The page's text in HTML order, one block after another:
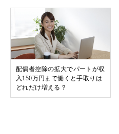
配偶者控除の拡大でパートが収
入150万円まで働くと手取りは
どれだけ増える？